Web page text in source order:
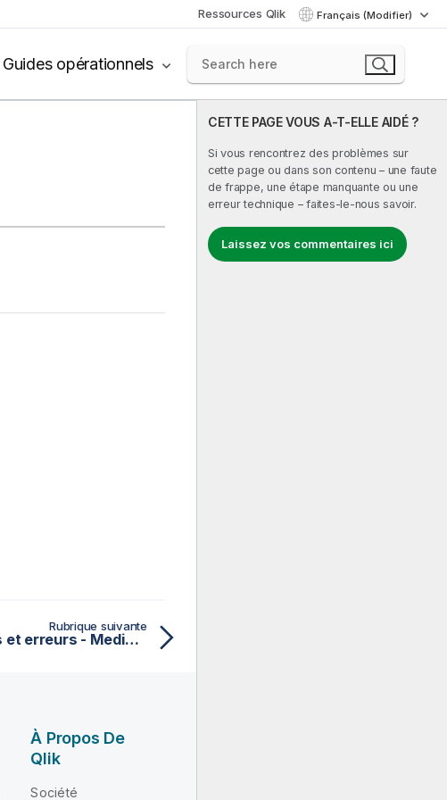
Ressources Qlik Français (Modifier)
Guides opérationnels
CETTE PAGE VOUS A-T-ELLE AIDÉ ?
Si vous rencontrez des problèmes sur
cette page ou dans son contenu – une faute
de frappe, une étape manquante ou une
erreur technique – faites-le-nous savoir.
Laissez vos commentaires ici
Rubrique suivante
Composants Logs et erreurs - Mediation
À Propos De
Qlik
Société